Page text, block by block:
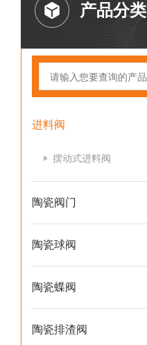
产品分类
进料阀
摆动式进料阀
陶瓷阀门
陶瓷球阀
陶瓷蝶阀
陶瓷排渣阀